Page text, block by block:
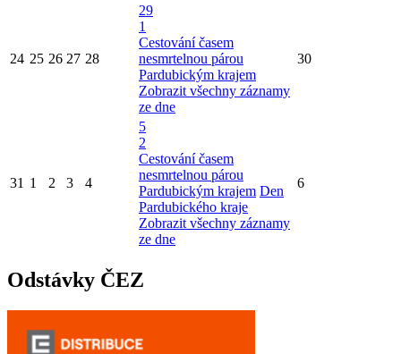
24 25 26 27 28
29
1
Cestování časem
nesmrtelnou párou
Pardubickým krajem
Zobrazit všechny záznamy
ze dne
30
31 1 2 3 4
5
2
Cestování časem
nesmrtelnou párou
Pardubickým krajem Den
Pardubického kraje
Zobrazit všechny záznamy
ze dne
6
Odstávky ČEZ